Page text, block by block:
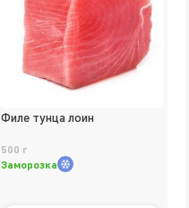
Филе тунца лоин
500 г
Заморозка